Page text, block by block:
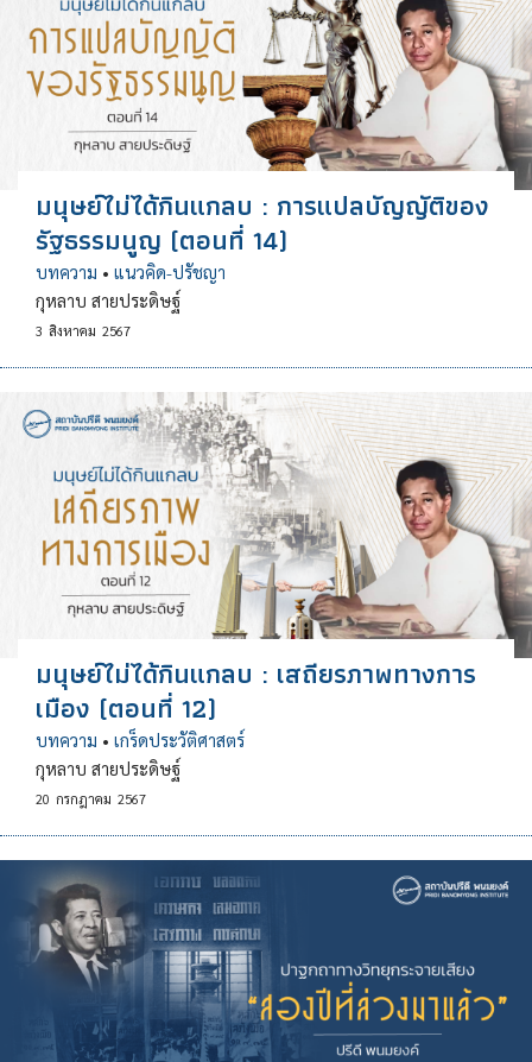
มนุษย์ไม่ได้กินแกลบ : การแปลบัญญัติของ
รัฐธรรมนูญ (ตอนที่ 14)
บทความ • แนวคิด-ปรัชญา
กุหลาบ สายประดิษฐ์
3 สิงหาคม 2567
มนุษย์ไม่ได้กินแกลบ : เสถียรภาพทางการ
เมือง (ตอนที่ 12)
บทความ • เกร็ดประวัติศาสตร์
กุหลาบ สายประดิษฐ์
20 กรกฎาคม 2567